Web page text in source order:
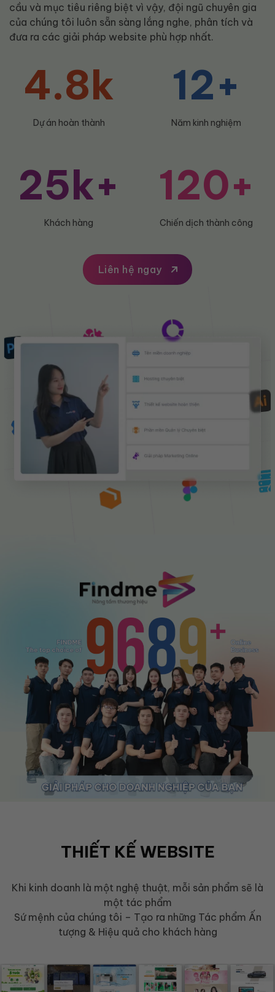
cầu và mục tiêu riêng biệt vì vậy, đội ngũ chuyên gia
của chúng tôi luôn sẵn sàng lắng nghe, phân tích và
đưa ra các giải pháp website phù hợp nhất.
4.8k
Dự án hoàn thành
12+
Năm kinh nghiệm
25k+
Khách hàng
120+
Chiến dịch thành công
Liên hệ ngay
THIẾT KẾ WEBSITE
Khi kinh doanh là một nghệ thuật, mỗi sản phẩm sẽ là
một tác phẩm
Sứ mệnh của chúng tôi – Tạo ra những Tác phẩm Ấn
tượng & Hiệu quả cho khách hàng